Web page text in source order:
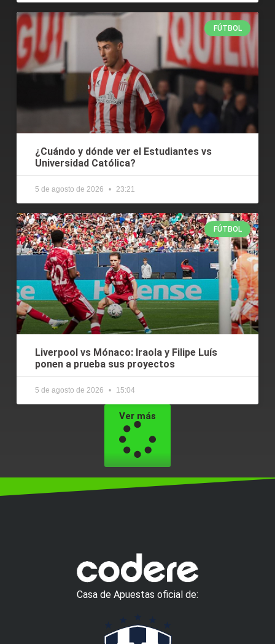
FÚTBOL
¿Cuándo y dónde ver el Estudiantes vs
Universidad Católica?
5 de agosto de 2026 23:21
FÚTBOL
Liverpool vs Mónaco: Iraola y Filipe Luís
ponen a prueba sus proyectos
5 de agosto de 2026 15:04
Ver más
Casa de Apuestas oficial de: